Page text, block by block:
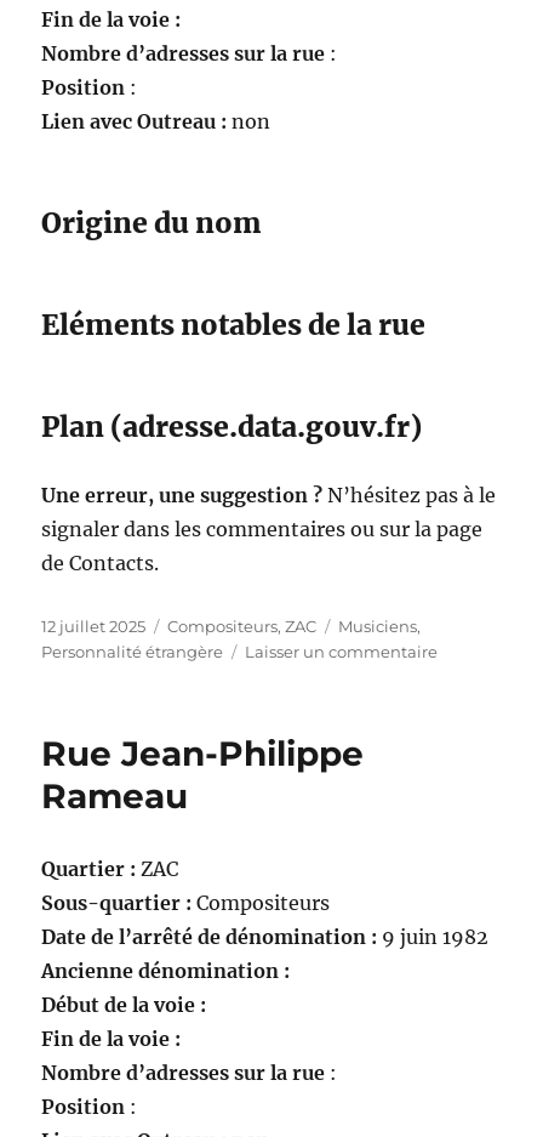
Fin de la voie :
Nombre d’adresses sur la rue :
Position :
Lien avec Outreau : non
Origine du nom
Eléments notables de la rue
Plan (adresse.data.gouv.fr)
Une erreur, une suggestion ? N’hésitez pas à le
signaler dans les commentaires ou sur la page
de Contacts.
Publié
le
12 juillet 2025 Catégories
Compositeurs,ZAC Étiquettes
Musiciens,
Personnalité étrangère
Laisser un commentairesur
Rue Jean-Philippe
Rameau
Quartier : ZAC
Sous-quartier : Compositeurs
Date de l’arrêté de dénomination : 9 juin 1982
Ancienne dénomination :
Début de la voie :
Fin de la voie :
Nombre d’adresses sur la rue :
Position :